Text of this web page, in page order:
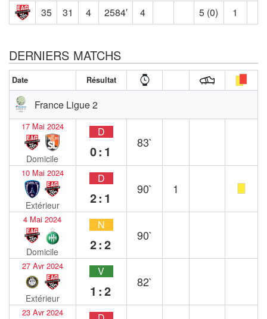
35 31 4 2584′ 4 5 (0) 1
DERNIERS MATCHS
Date Résultat
France Ligue 2
17 Mai 2024
Domicile
D
0:1
83`
10 Mai 2024
Extérieur
D
2:1
90` 1
4 Mai 2024
Domicile
N
2:2
90`
27 Avr 2024
Extérieur
V
1:2
82`
23 Avr 2024